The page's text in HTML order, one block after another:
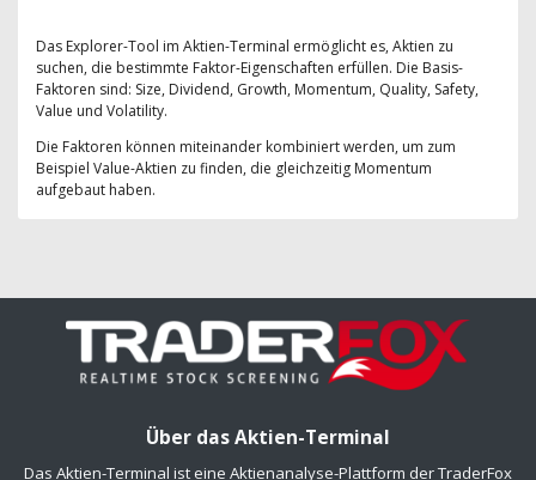
Das Explorer-Tool im Aktien-Terminal ermöglicht es, Aktien zu
suchen, die bestimmte Faktor-Eigenschaften erfüllen. Die Basis-
Faktoren sind: Size, Dividend, Growth, Momentum, Quality, Safety,
Value und Volatility.
Die Faktoren können miteinander kombiniert werden, um zum
Beispiel Value-Aktien zu finden, die gleichzeitig Momentum
aufgebaut haben.
Über das Aktien-Terminal
Das Aktien-Terminal ist eine Aktienanalyse-Plattform der TraderFox